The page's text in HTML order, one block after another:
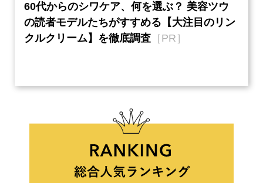
60代からのシワケア、何を選ぶ？ 美容ツウ
の読者モデルたちがすすめる【大注目のリン
クルクリーム】を徹底調査 ［PR］